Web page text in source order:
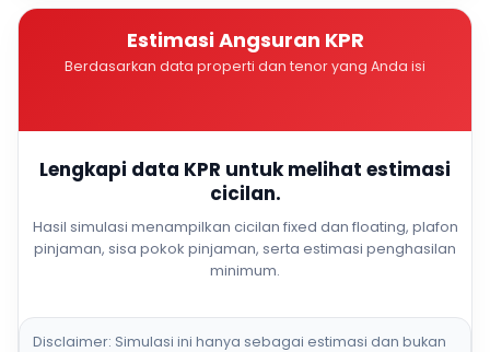
Estimasi Angsuran KPR
Berdasarkan data properti dan tenor yang Anda isi
Lengkapi data KPR untuk melihat estimasi
cicilan.
Hasil simulasi menampilkan cicilan fixed dan floating, plafon
pinjaman, sisa pokok pinjaman, serta estimasi penghasilan
minimum.
Disclaimer: Simulasi ini hanya sebagai estimasi dan bukan